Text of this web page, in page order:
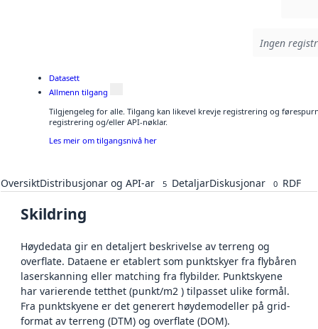
Ingen
Datasett
Allmenn tilgang
Tilgjengeleg for alle. Tilgang kan likevel krevje registrering og
registrering og/eller API-nøklar.
Les meir om tilgangsnivå her
OversiktDistribusjonar og API-ar 5 DetaljarDiskusjonar 0 RDF
Skildring
Høydedata gir en detaljert beskrivelse av terreng og
overflate. Dataene er etablert som punktskyer fra flybåren
laserskanning eller matching fra flybilder. Punktskyene
har varierende tetthet (punkt/m2 ) tilpasset ulike formål.
Fra punktskyene er det generert høydemodeller på grid-
format av terreng (DTM) og overflate (DOM).